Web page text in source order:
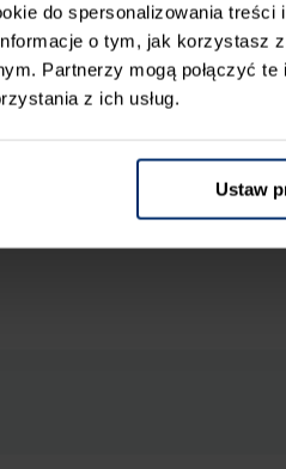
do spersonalizowania treści
o tym, jak korzystasz
Partnerzy mogą połączyć
z ich usług.
Ustaw